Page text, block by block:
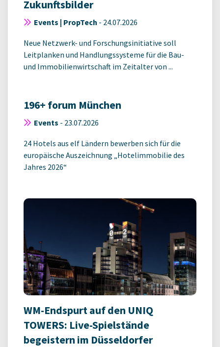
Zukunftsbilder
Events | PropTech - 24.07.2026
Neue Netzwerk- und Forschungsinitiative soll
Leitplanken und Handlungssysteme für die Bau-
und Immobilienwirtschaft im Zeitalter von ...
196+ forum München
Events - 23.07.2026
24 Hotels aus elf Ländern bewerben sich für die
europäische Auszeichnung „Hotelimmobilie des
Jahres 2026“
WM-Endspurt auf den UNIQ
TOWERS: Live-Spielstände
begeistern im Düsseldorfer